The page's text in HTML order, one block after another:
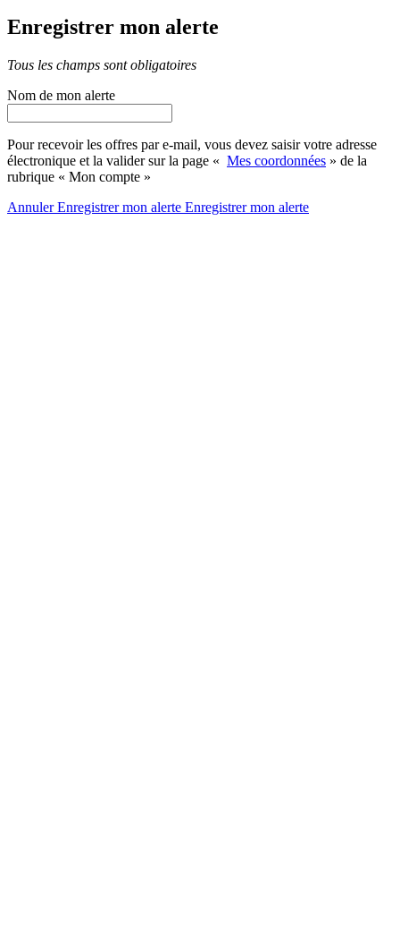
Enregistrer mon alerte
Tous les champs sont obligatoires
Nom de mon alerte
Pour recevoir les offres par e-mail, vous devez saisir votre adresse
électronique et la valider sur la page « Mes coordonnées » de la
rubrique « Mon compte »
AnnulerEnregistrer mon alerte Enregistrermon alerte